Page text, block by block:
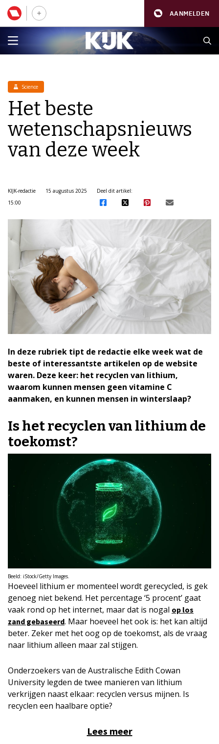
AANMELDEN
Science
Het beste
wetenschapsnieuws
van deze week
KIJK-redactie
15 augustus 2025
15:00
Deel dit artikel:
In deze rubriek tipt de redactie elke week wat de
beste of interessantste artikelen op de website
waren. Deze keer: het recyclen van lithium,
waarom kunnen mensen geen vitamine C
aanmaken, en kunnen mensen in winterslaap?
Is het recyclen van lithium de
toekomst?
Beeld: iStock/Getty Images.
Hoeveel lithium er momenteel wordt gerecycled, is gek
genoeg niet bekend. Het percentage ‘5 procent’ gaat
vaak rond op het internet, maar dat is nogal op los
zand gebaseerd. Maar hoeveel het ook is: het kan altijd
beter. Zeker met het oog op de toekomst, als de vraag
naar lithium alleen maar zal stijgen.
Onderzoekers van de Australische Edith Cowan
University legden de twee manieren van lithium
verkrijgen naast elkaar: recyclen versus mijnen. Is
recyclen een haalbare optie?
Lees meer